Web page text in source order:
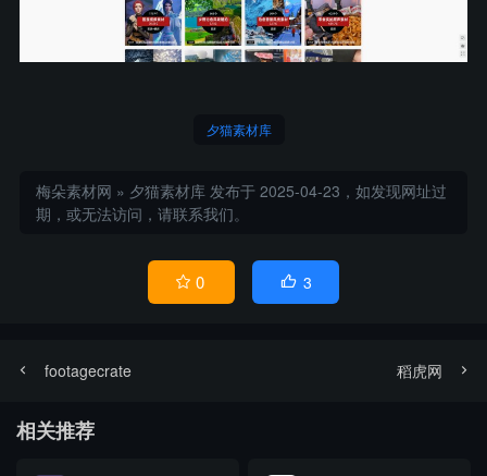
夕猫素材库
梅朵素材网 » 夕猫素材库 发布于 2025-04-23，如发现网址过
期，或无法访问，请联系我们。
 0  3
footagecrate 稻虎网
相关推荐